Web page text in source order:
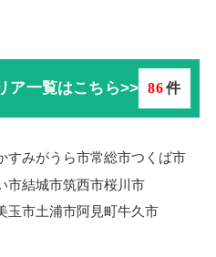
ア一覧はこちら>> 86件
すみがうら市常総市つくば市
市結城市筑西市桜川市
玉市土浦市阿見町牛久市